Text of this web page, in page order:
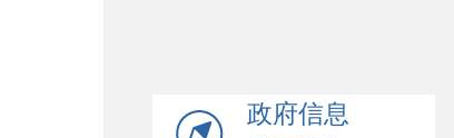
政府信息